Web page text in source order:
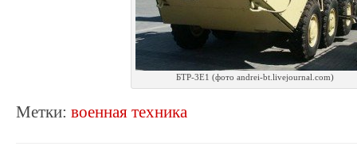
БТР-3Е1 (фото andrei-bt.livejournal.com)
Метки: военная техника